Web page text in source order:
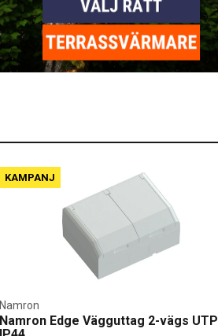
KAMPANJ
Namron Edge Vägguttag 2-vägs UTP
Namron